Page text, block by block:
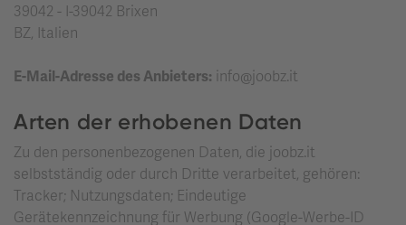
39042 - I-39042 Brixen
BZ, Italien
E-Mail-Adresse des Anbieters: info@joobz.it
Arten der erhobenen Daten
Zu den personenbezogenen Daten, die joobz.it
selbstständig oder durch Dritte verarbeitet, gehören:
Tracker; Nutzungsdaten; Eindeutige
Gerätekennzeichnung für Werbung (Google-Werbe-ID